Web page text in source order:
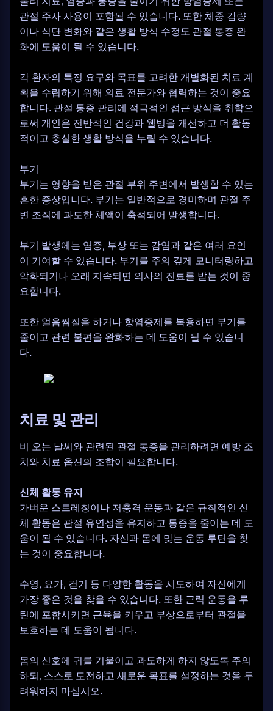
관절 주사 사용이 포함될 수 있습니다. 또한 체중 감량
이나 식단 변화와 같은 생활 방식 수정도 관절 통증 완
화에 도움이 될 수 있습니다.
각 환자의 특정 요구와 목표를 고려한 개별화된 치료 계
획을 수립하기 위해 의료 전문가와 협력하는 것이 중요
합니다. 관절 통증 관리에 적극적인 접근 방식을 취함으
로써 개인은 전반적인 건강과 웰빙을 개선하고 더 활동
적이고 충실한 생활 방식을 누릴 수 있습니다.
부기
부기는 영향을 받은 관절 부위 주변에서 발생할 수 있는
흔한 증상입니다. 부기는 일반적으로 경미하며 관절 주
변 조직에 과도한 체액이 축적되어 발생합니다.
부기 발생에는 염증, 부상 또는 감염과 같은 여러 요인
이 기여할 수 있습니다. 부기를 주의 깊게 모니터링하고
악화되거나 오래 지속되면 의사의 진료를 받는 것이 중
요합니다.
또한 얼음찜질을 하거나 항염증제를 복용하면 부기를
줄이고 관련 불편을 완화하는 데 도움이 될 수 있습니
다.
치료 및 관리
비 오는 날씨와 관련된 관절 통증을 관리하려면 예방 조
치와 치료 옵션의 조합이 필요합니다.
신체 활동 유지
가벼운 스트레칭이나 저충격 운동과 같은 규칙적인 신
체 활동은 관절 유연성을 유지하고 통증을 줄이는 데 도
움이 될 수 있습니다. 자신과 몸에 맞는 운동 루틴을 찾
는 것이 중요합니다.
수영, 요가, 걷기 등 다양한 활동을 시도하여 자신에게
가장 좋은 것을 찾을 수 있습니다. 또한 근력 운동을 루
틴에 포함시키면 근육을 키우고 부상으로부터 관절을
보호하는 데 도움이 됩니다.
몸의 신호에 귀를 기울이고 과도하게 하지 않도록 주의
하되, 스스로 도전하고 새로운 목표를 설정하는 것을 두
려워하지 마십시오.